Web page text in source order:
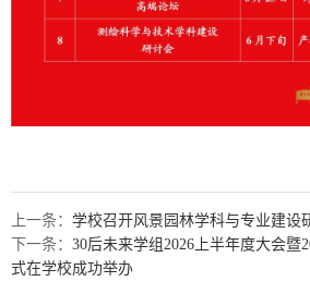
上一条： 学校召开风景园林学科与专业建设
下一条： 30后未来学组2026上半年度大会暨
式在学校成功举办